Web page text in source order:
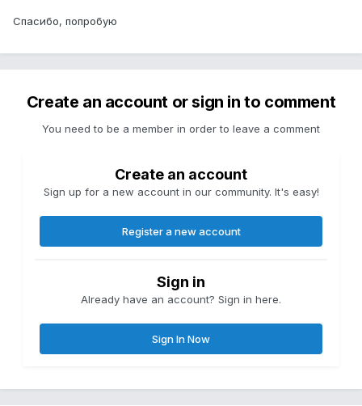
Спасибо, попробую
Create an account or sign in to comment
You need to be a member in order to leave a comment
Create an account
Sign up for a new account in our community. It's easy!
Register a new account
Sign in
Already have an account? Sign in here.
Sign In Now